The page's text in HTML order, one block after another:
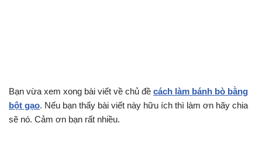
Bạn vừa xem xong bài viết về chủ đề cách làm bánh bò bằng
bột gạo. Nếu bạn thấy bài viết này hữu ích thì làm ơn hãy chia
sẽ nó. Cảm ơn bạn rất nhiều.